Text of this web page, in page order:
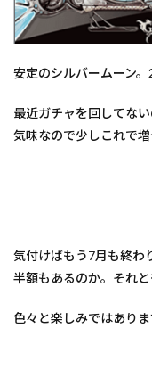
安定のシルバームーン。
最近ガチャを回してな
気味なので少しこれで増
気付けばもう7月も終わ
半額もあるのか。それ
色々と楽しみではありま